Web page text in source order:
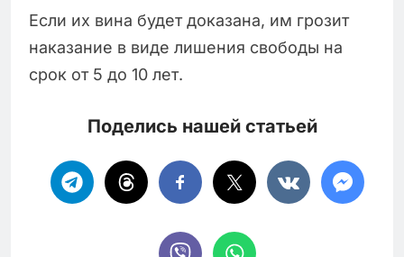
Если их вина будет доказана, им грозит
наказание в виде лишения свободы на
срок от 5 до 10 лет.
Поделись нашей статьей